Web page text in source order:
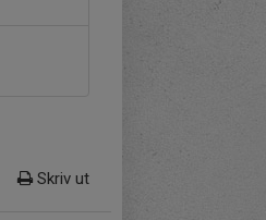
Skriv ut